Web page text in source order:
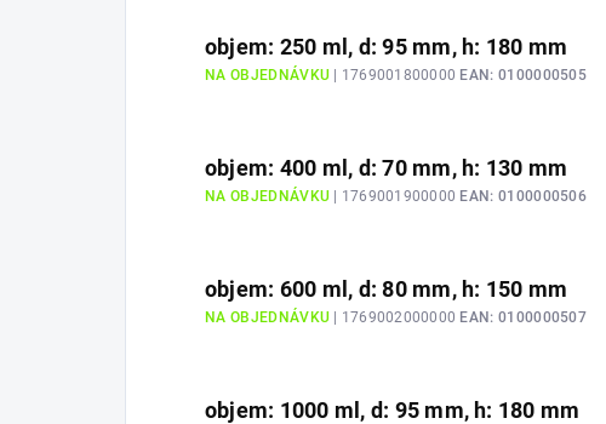
objem: 250 ml, d: 95 mm, h: 180 mm
NA OBJEDNÁVKU | 1769001800000 EAN: 0100000505
objem: 400 ml, d: 70 mm, h: 130 mm
NA OBJEDNÁVKU | 1769001900000 EAN: 0100000506
objem: 600 ml, d: 80 mm, h: 150 mm
NA OBJEDNÁVKU | 1769002000000 EAN: 0100000507
objem: 1000 ml, d: 95 mm, h: 180 mm